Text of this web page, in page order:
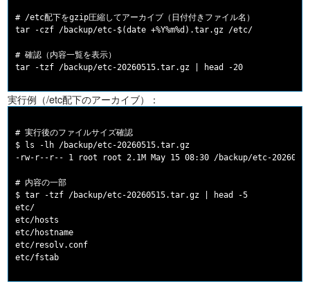
# /etc配下をgzip圧縮してアーカイブ（日付付きファイル名）
tar -czf /backup/etc-$(date +%Y%m%d).tar.gz /etc/
# 確認（内容一覧を表示）
実行例（/etc配下のアーカイブ）：
# 実行後のファイルサイズ確認
$ ls -lh /backup/etc-20260515.tar.gz
-rw-r--r-- 1 root root 2.1M May 15 08:30 /backup/etc-
# 内容の一部
$ tar -tzf /backup/etc-20260515.tar.gz | head -5
etc/
etc/hosts
etc/hostname
etc/resolv.conf